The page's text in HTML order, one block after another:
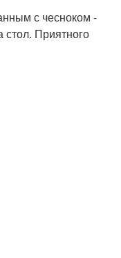
с чесноком -
стол. Приятного